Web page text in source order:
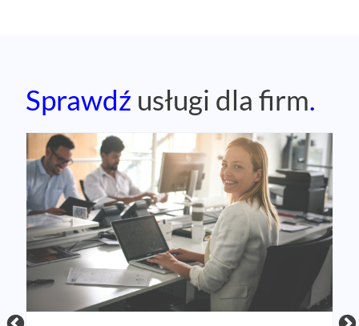
Sprawdź usługi dla firm.